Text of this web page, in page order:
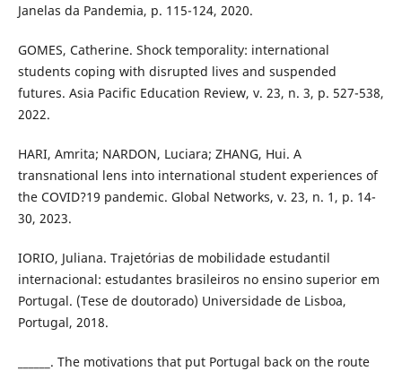
Janelas da Pandemia, p. 115-124, 2020.
GOMES, Catherine. Shock temporality: international
students coping with disrupted lives and suspended
futures. Asia Pacific Education Review, v. 23, n. 3, p. 527-538,
2022.
HARI, Amrita; NARDON, Luciara; ZHANG, Hui. A
transnational lens into international student experiences of
the COVID?19 pandemic. Global Networks, v. 23, n. 1, p. 14-
30, 2023.
IORIO, Juliana. Trajetórias de mobilidade estudantil
internacional: estudantes brasileiros no ensino superior em
Portugal. (Tese de doutorado) Universidade de Lisboa,
Portugal, 2018.
______. The motivations that put Portugal back on the route